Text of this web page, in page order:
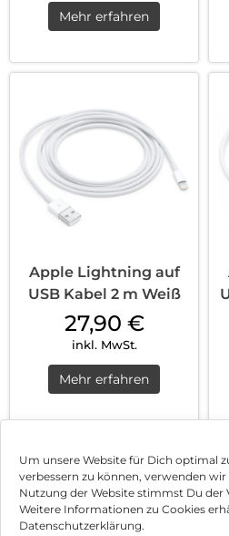
Um unsere Website für Dich optimal
verbessern zu können, verwenden
Nutzung der Website stimmst Du der
Weitere Informationen zu Cookies
Datenschutzerklärung.
Mehr erfahren
Apple Lightning auf
USB Kabel 2 m Weiß
27,90 €
inkl. MwSt.
Mehr erfahren
1 2 3 4
Impressum